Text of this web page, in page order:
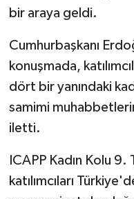
bir araya geldi.
Cumhurbaşkanı
konuşmada,
dört bir yanındaki
samimi
iletti.
ICAPP Kadın Kolu 9.
katılımcıları